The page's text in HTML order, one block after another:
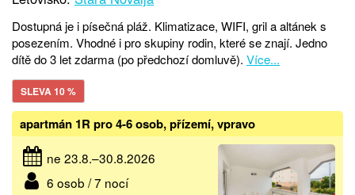
Dostupná je i písečná pláž. Klimatizace, WIFI, gril a altánek s
posezením. Vhodné i pro skupiny rodin, které se znají. Jedno
dítě do 3 let zdarma (po předchozí domluvě). Více...
SLEVA 10 %
apartmán 1R pro 4-6 osob, přízemí, vpravo
ne 23.8.–30.8.2026
6 osob / 7 nocí